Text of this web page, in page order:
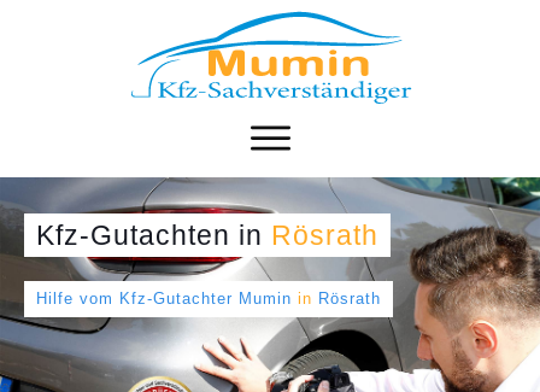
Kfz-Gutachten in Rösrath
Hilfe vom Kfz-Gutachter Mumin in Rösrath